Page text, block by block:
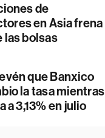
de
en Asia frena
las bolsas
que Banxico
la tasa mientras
a 3,13% en julio